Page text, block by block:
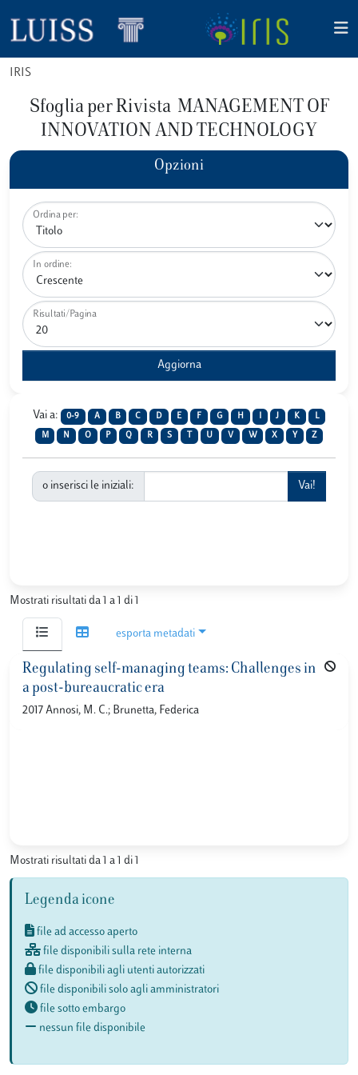
IRIS
Sfoglia per Rivista MANAGEMENT OF
INNOVATION AND TECHNOLOGY
Opzioni
Ordina per:
In ordine:
Risultati/Pagina
Vai a: 0-9 A B C D E F G H J K L
M N O P Q R S U V W X Y Z
o inserisci le iniziali:
Mostrati risultati da 1 a 1 di 1
esporta metadati
Regulating self-managing teams: Challenges in
a post-bureaucratic era
2017 Annosi, M. C.; Brunetta, Federica
Mostrati risultati da 1 a 1 di 1
Legenda icone
file ad accesso aperto
file disponibili sulla rete interna
file disponibili agli utenti autorizzati
file disponibili solo agli amministratori
file sotto embargo
nessun file disponibile